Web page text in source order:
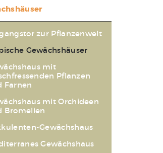
zur Pflanzenwelt
Gewächshäuser
mit
Pflanzen
Farnen
mit Orchideen
Bromelien
Gewächshaus
Gewächshaus